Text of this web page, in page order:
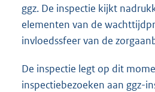
ggz. De inspectie kijkt
elementen van de
invloedssfeer van de
De inspectie legt op dit
inspectiebezoeken aan ggz-